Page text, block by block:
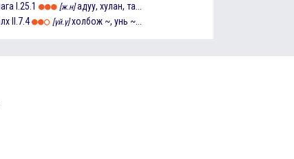
I.25.1 [ж.н] адуу, хулан, та...
II.7.4 [үй.ү] холбож ~, унь ~...